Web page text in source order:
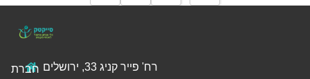
רח' פייר קניג 33, ירושלים
חברת